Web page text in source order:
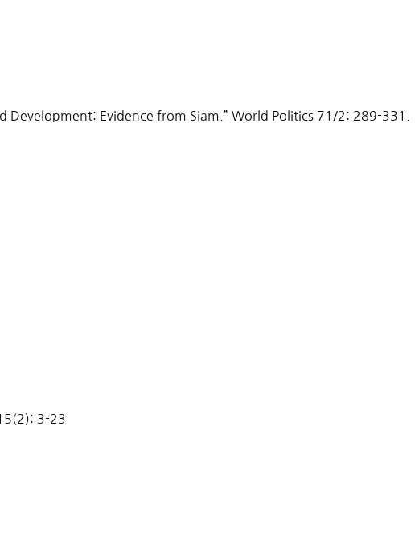
Evidence from Siam.” World Politics 71/2: 289-331.
15(2): 3-23